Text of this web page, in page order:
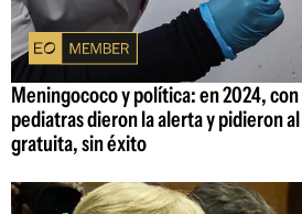
Meningococo y política: en 2024, con
pediatras dieron la alerta y pidieron
gratuita, sin éxito